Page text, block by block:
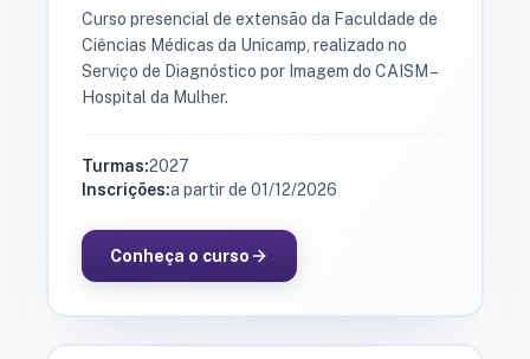
Curso presencial de extensão da Faculdade de
Ciências Médicas da Unicamp, realizado no
Serviço de Diagnóstico por Imagem do CAISM –
Hospital da Mulher.
Turmas:2027
Inscrições:a partir de 01/12/2026
Conheça o curso